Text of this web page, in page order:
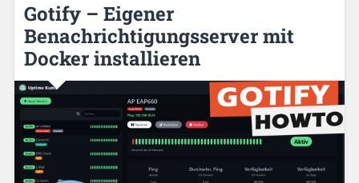
Gotify – Eigener
Benachrichtigungsserver mit
Docker installieren